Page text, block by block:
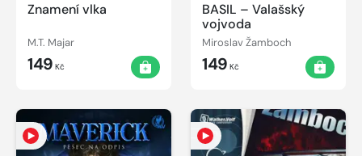
Znamení vlka
M.T. Majar
149 Kč
BASIL – Valašský
vojvoda
Miroslav Žamboch
149 Kč